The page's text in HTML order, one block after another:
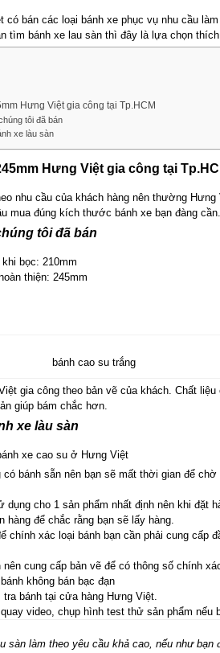
có bán các loại bánh xe phục vụ nhu cầu
tìm bánh xe lau sàn thì đây là lựa chọn
Hưng Việt gia công tại Tp.HCM
tôi đã bán
xe làu sàn
Hưng Việt gia công tại
nhu cầu của khách hàng nên thường Hưng
mua đúng kích thước bánh xe bạn đàng cần.
tôi đã bán
bọc: 210mm
thiện: 245mm
bánh cao su trắng
gia công theo bản vẽ của khách. Chất liệu
giúp bám chắc hơn.
xe làu sàn
xe cao su ở Hưng Việt
bánh sẵn nên bạn sẽ mất thời gian để chờ
dụng cho 1 sản phẩm nhất định nên khi đặt
hàng để chắc rằng bạn sẽ lấy hàng.
chính xác loại bánh bạn cần phải cung cấp
nên cung cấp bản vẽ để có thông số chính
không bán bạc đạn
bánh tại cửa hàng Hưng Việt.
video, chụp hình test thử sản phẩm nếu
sàn làm theo yêu cầu khả cao, nếu như bạn